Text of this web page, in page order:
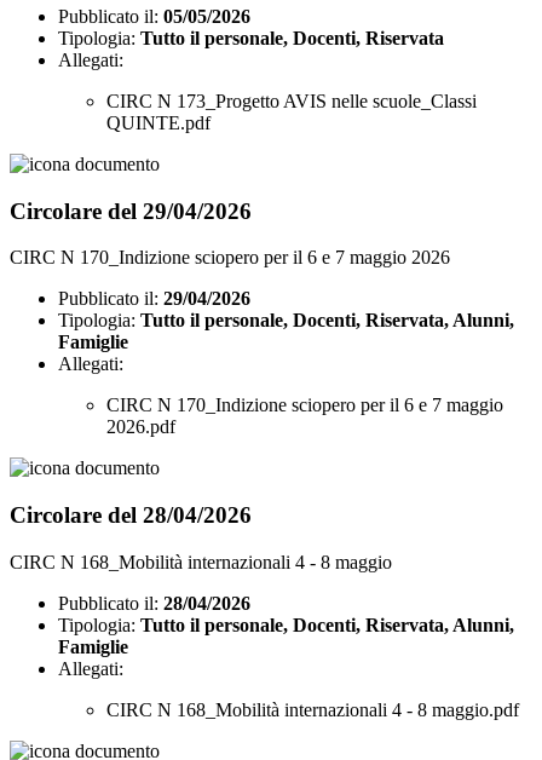
Pubblicato il: 05/05/2026
Tipologia: Tutto il personale, Docenti, Riservata
Allegati:
CIRC N 173_Progetto AVIS nelle scuole_Classi
QUINTE.pdf
Circolare del 29/04/2026
CIRC N 170_Indizione sciopero per il 6 e 7 maggio 2026
Pubblicato il: 29/04/2026
Tipologia: Tutto il personale, Docenti, Riservata, Alunni,
Famiglie
Allegati:
CIRC N 170_Indizione sciopero per il 6 e 7 maggio
2026.pdf
Circolare del 28/04/2026
CIRC N 168_Mobilità internazionali 4 - 8 maggio
Pubblicato il: 28/04/2026
Tipologia: Tutto il personale, Docenti, Riservata, Alunni,
Famiglie
Allegati:
CIRC N 168_Mobilità internazionali 4 - 8 maggio.pdf